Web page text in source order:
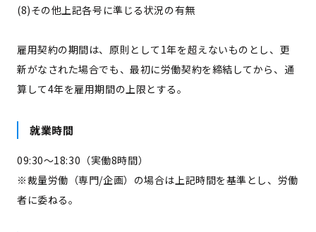
(8)その他上記各号に準じる状況の有無
雇用契約の期間は、原則として1年を超えないものとし、更
新がなされた場合でも、最初に労働契約を締結してから、通
算して4年を雇用期間の上限とする。
就業時間
09:30〜18:30（実働8時間）
※裁量労働（専門/企画）の場合は上記時間を基準とし、労働
者に委ねる。